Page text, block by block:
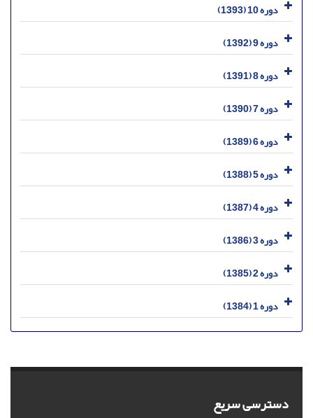
دوره 10 (1393)
دوره 9 (1392)
دوره 8 (1391)
دوره 7 (1390)
دوره 6 (1389)
دوره 5 (1388)
دوره 4 (1387)
دوره 3 (1386)
دوره 2 (1385)
دوره 1 (1384)
دسترسی سریع